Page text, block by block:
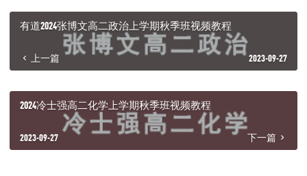
有道2024张博文高二政治上学期秋季班视频教程
上一篇 2023-09-27
2024冷士强高二化学上学期秋季班视频教程
2023-09-27 下一篇